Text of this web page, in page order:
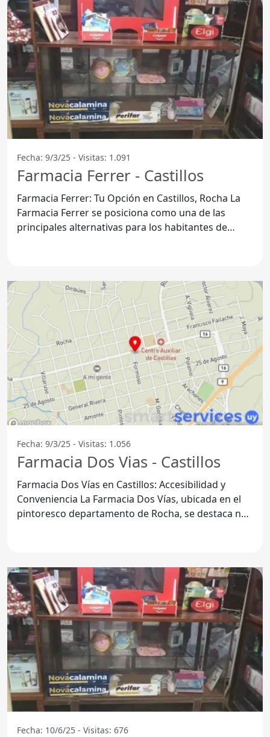
Fecha: 9/3/25 - Visitas: 1.091
Farmacia Ferrer - Castillos
Farmacia Ferrer: Tu Opción en Castillos, Rocha La
Farmacia Ferrer se posiciona como una de las
principales alternativas para los habitantes de
Fecha: 9/3/25 - Visitas: 1.056
Farmacia Dos Vias - Castillos
Farmacia Dos Vías en Castillos: Accesibilidad y
Conveniencia La Farmacia Dos Vías, ubicada en el
pintoresco departamento de Rocha, se destaca no
Fecha: 10/6/25 - Visitas: 676